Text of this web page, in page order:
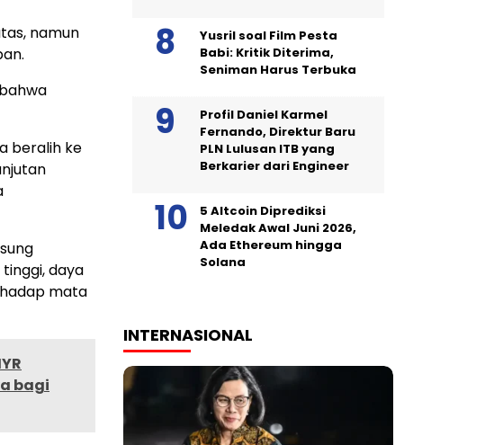
namun
beralih ke
daya
mata
bagi
Yusril soal Film Pesta
Babi: Kritik Diterima,
Seniman Harus Terbuka
Profil Daniel Karmel
Fernando, Direktur Baru
PLN Lulusan ITB yang
Berkarier dari Engineer
5 Altcoin Diprediksi
Meledak Awal Juni 2026,
Ada Ethereum hingga
Solana
INTERNASIONAL